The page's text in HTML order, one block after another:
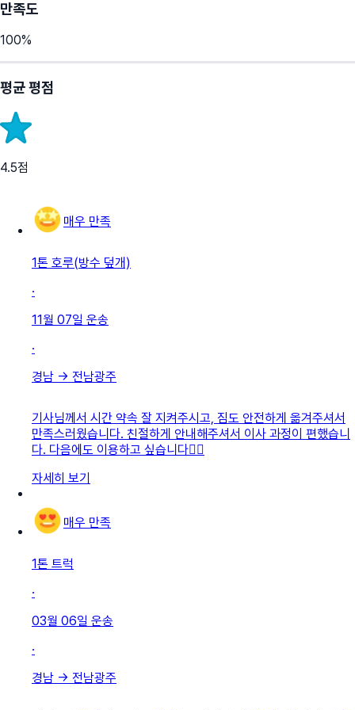
만족도
100%
평균 평점
4.5점
매우 만족
1톤 호루(방수 덮개)
·
11월 07일 운송
·
경남 → 전남광주
기사님께서 시간 약속 잘 지켜주시고, 짐도 안전하게 옮겨주셔서
만족스러웠습니다. 친절하게 안내해주셔서 이사 과정이 편했습니
다. 다음에도 이용하고 싶습니다👍🏻
자세히 보기
매우 만족
1톤 트럭
·
03월 06일 운송
·
경남 → 전남광주